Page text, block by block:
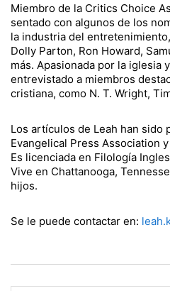
Miembro de la Critics Choice
sentado con algunos de los
la industria del
Dolly Parton, Ron Howard,
más. Apasionada por la iglesia
entrevistado a miembros
cristiana, como N. T. Wright,
Los artículos de Leah han sido
Evangelical Press Association
Es licenciada en Filología
Vive en Chattanooga,
hijos.
Se le puede contactar en: